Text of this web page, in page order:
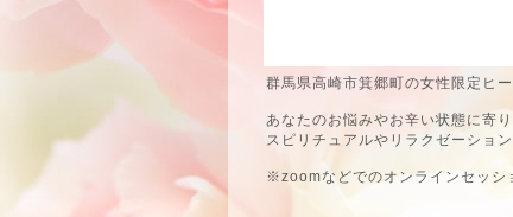
群馬県高崎市箕郷町の女性限定ヒ
あなたのお悩みやお辛い状態に寄
スピリチュアルやリラクゼーショ
※zoomなどでのオンラインセッシ